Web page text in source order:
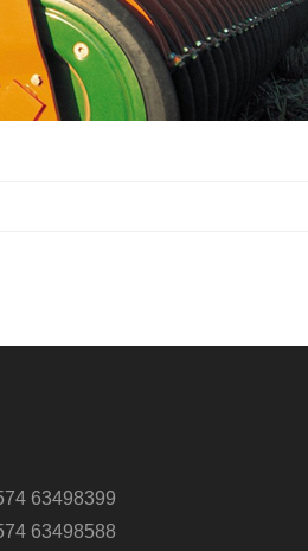
63498399
63498588